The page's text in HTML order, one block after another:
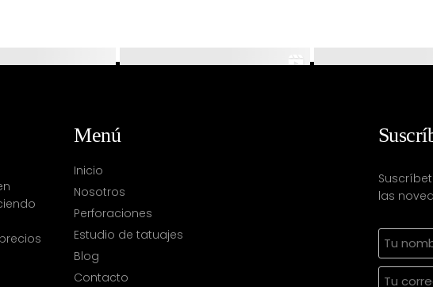
Menú
Inicio
Nosotros
Perforaciones
Estudio de tatuajes
Blog
Contacto
las